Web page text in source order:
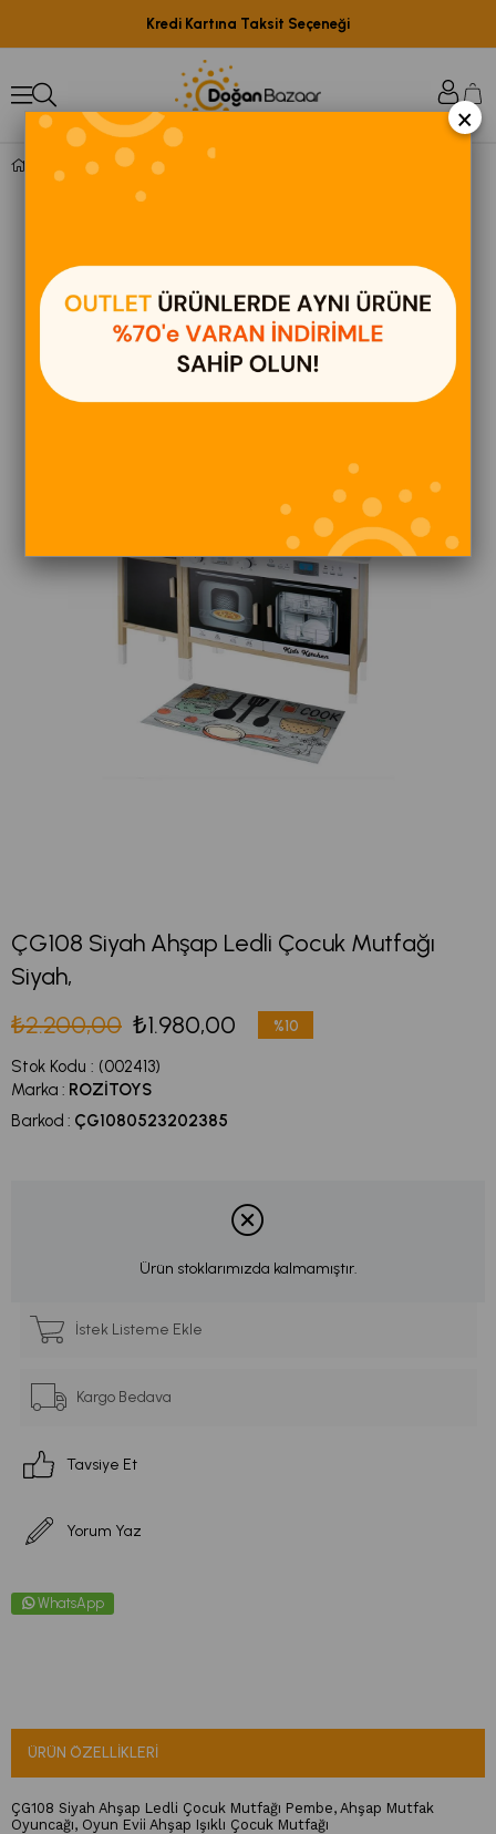
Kredi Kartına Taksit Seçeneği
ÇG108 Siyah Ahşap Ledli Çocuk Mutfağı Siyah,
ÇG108 Siyah Ahşap Ledli Çocuk Mutfağı
Siyah,
₺2.200,00 ₺1.980,00 %10
Stok Kodu
(002413)
Marka : ROZİTOYS
Barkod : ÇG1080523202385
Ürün stoklarımızda kalmamıştır.
İstek Listeme Ekle
Kargo Bedava
Tavsiye Et
Yorum Yaz
WhatsApp
ÜRÜN ÖZELLIKLERI
ÇG108 Siyah Ahşap Ledli Çocuk Mutfağı Pembe, Ahşap Mutfak
Oyuncağı, Oyun Evii Ahşap Işıklı Çocuk Mutfağı
×